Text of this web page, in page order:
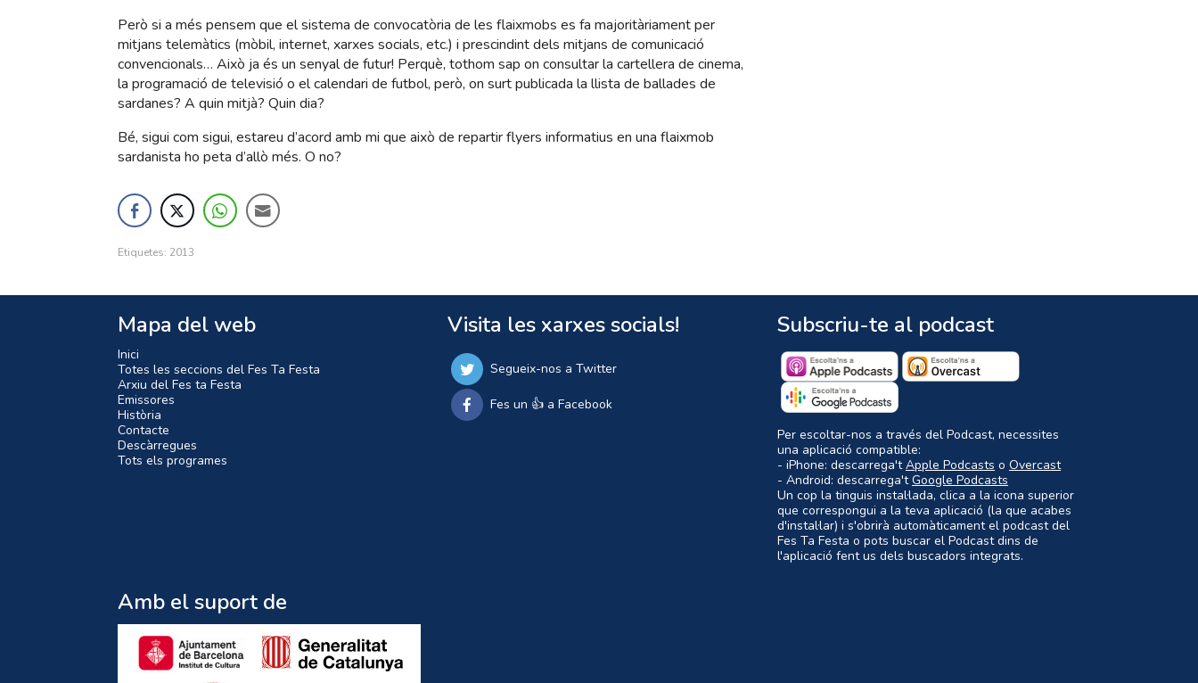
Però si a més pensem que el sistema de convocatòria de les flaixmobs es fa majoritàriament per
mitjans telemàtics (mòbil, internet, xarxes socials, etc.) i prescindint dels mitjans de comunicació
convencionals… Això ja és un senyal de futur! Perquè, tothom sap on consultar la cartellera de cinema,
la programació de televisió o el calendari de futbol, però, on surt publicada la llista de ballades de
sardanes? A quin mitjà? Quin dia?
Bé, sigui com sigui, estareu d’acord amb mi que això de repartir flyers informatius en una flaixmob
sardanista ho peta d’allò més. O no?
Etiquetes: 2013
Mapa del web
Inici
Totes les seccions del Fes Ta Festa
Arxiu del Fes ta Festa
Emissores
Història
Contacte
Descàrregues
Tots els programes
Visita les xarxes socials!
Segueix-nos a Twitter
Fes un 👍 a Facebook
Subscriu-te al podcast
Per escoltar-nos a través del Podcast, necessites
una aplicació compatible:
- iPhone: descarrega'tApple Podcasts o Overcast
- Android: descarrega'tGoogle Podcasts
Un cop la tinguis instal·lada, clica a la icona superior
que correspongui a la teva aplicació (la que acabes
d'instal·lar) i s'obrirà automàticament el podcast del
Fes Ta Festa o pots buscar el Podcast dins de
l'aplicació fent us dels buscadors integrats.
Amb el suport de